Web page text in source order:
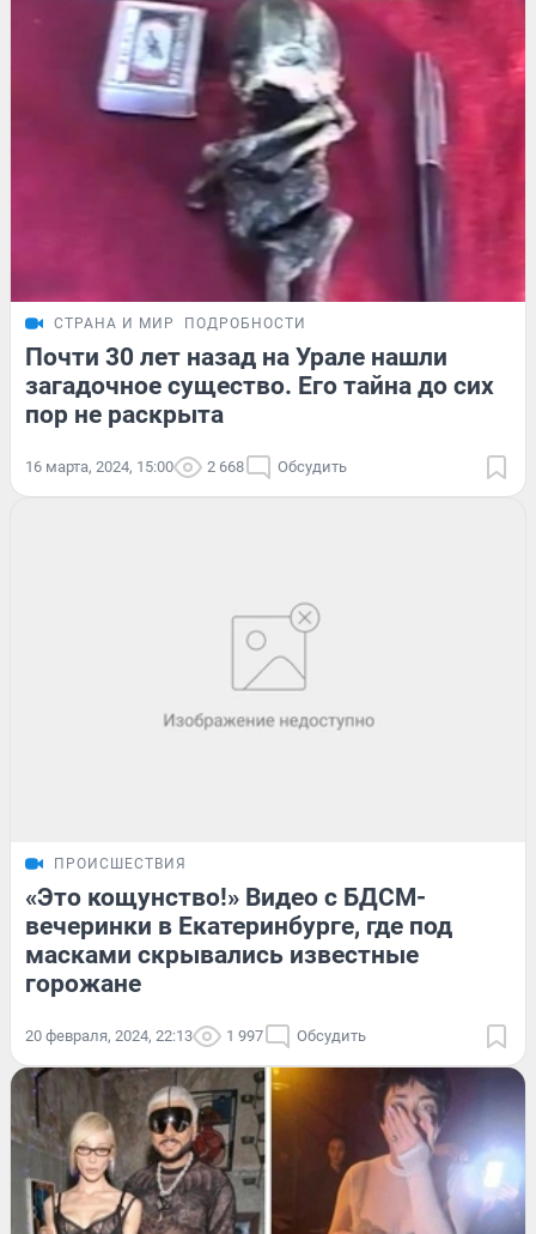
СТРАНА И МИР ПОДРОБНОСТИ
Почти 30 лет назад на Урале нашли
загадочное существо. Его тайна до сих
пор не раскрыта
16 марта, 2024, 15:00 2 668 Обсудить
ПРОИСШЕСТВИЯ
«Это кощунство!» Видео с БДСМ-
вечеринки в Екатеринбурге, где под
масками скрывались известные
горожане
20 февраля, 2024, 22:13 1 997 Обсудить